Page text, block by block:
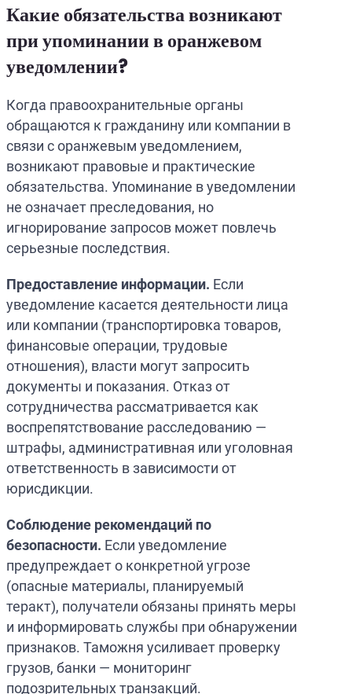
Какие обязательства возникают
при упоминании в оранжевом
уведомлении?
Когда правоохранительные органы
обращаются к гражданину или компании в
связи с оранжевым уведомлением,
возникают правовые и практические
обязательства. Упоминание в уведомлении
не означает преследования, но
игнорирование запросов может повлечь
серьезные последствия.
Предоставление информации. Если
уведомление касается деятельности лица
или компании (транспортировка товаров,
финансовые операции, трудовые
отношения), власти могут запросить
документы и показания. Отказ от
сотрудничества рассматривается как
воспрепятствование расследованию —
штрафы, административная или уголовная
ответственность в зависимости от
юрисдикции.
Соблюдение рекомендаций по
безопасности. Если уведомление
предупреждает о конкретной угрозе
(опасные материалы, планируемый
теракт), получатели обязаны принять меры
и информировать службы при обнаружении
признаков. Таможня усиливает проверку
грузов, банки — мониторинг
подозрительных транзакций.